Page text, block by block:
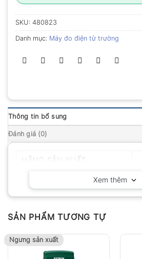
SKU: 480823
Danh mục: Máy đo điện từ trường
Thông tin bổ sung
Đánh giá (0)
Xem thêm
SẢN PHẨM TƯƠNG TỰ
Ngưng sản xuất